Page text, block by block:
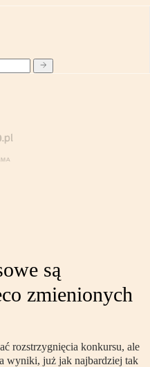
są
zmienionych
rozstrzygnięcia konkursu, ale
wyniki, już jak najbardziej tak